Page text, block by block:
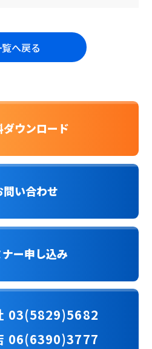
へ戻る
ダウンロード
問い合わせ
ー申し込み
03(5829)5682
06(6390)3777